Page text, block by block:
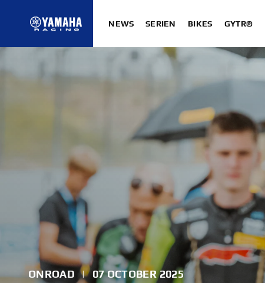
NEWS SERIEN BIKES GYTR®
ONROAD | 07 OCTOBER 2025